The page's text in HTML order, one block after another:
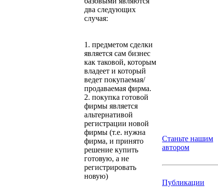
два следующих
случая:
1. предметом сделки
является сам бизнес
как таковой, которым
владеет и который
ведет покупаемая/
продаваемая фирма.
2. покупка готовой
фирмы является
альтернативой
регистрации новой
фирмы (т.е. нужна
фирма, и принято
решение купить
готовую, а не
регистрировать
новую)
Станьте нашим
автором
Публикации